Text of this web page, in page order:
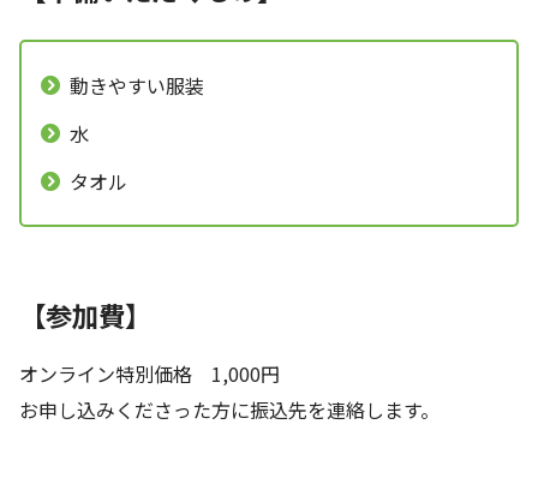
動きやすい服装
水
タオル
【参加費】
オンライン特別価格 1,000円
お申し込みくださった方に振込先を連絡します。